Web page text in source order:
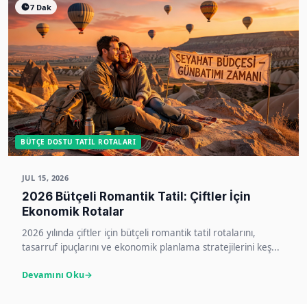
7 Dak
BÜTÇE DOSTU TATIL ROTALARI
JUL 15, 2026
2026 Bütçeli Romantik Tatil: Çiftler İçin
Ekonomik Rotalar
2026 yılında çiftler için bütçeli romantik tatil rotalarını,
tasarruf ipuçlarını ve ekonomik planlama stratejilerini keş...
Devamını Oku